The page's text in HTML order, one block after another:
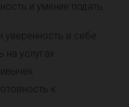
и умение подать
уверенность в себе
на услугах
к